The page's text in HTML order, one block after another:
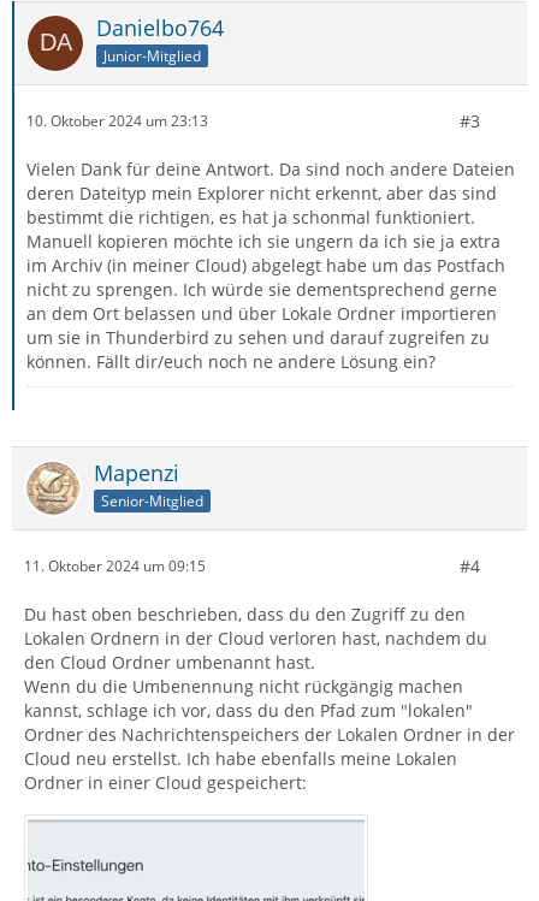
Danielbo764
Junior-Mitglied
10. Oktober 2024 um 23:13 #3
Vielen Dank für deine Antwort. Da sind noch andere Dateien
deren Dateityp mein Explorer nicht erkennt, aber das sind
bestimmt die richtigen, es hat ja schonmal funktioniert.
Manuell kopieren möchte ich sie ungern da ich sie ja extra
im Archiv (in meiner Cloud) abgelegt habe um das Postfach
nicht zu sprengen. Ich würde sie dementsprechend gerne
an dem Ort belassen und über Lokale Ordner importieren
um sie in Thunderbird zu sehen und darauf zugreifen zu
können. Fällt dir/euch noch ne andere Lösung ein?
Mapenzi
Senior-Mitglied
11. Oktober 2024 um 09:15 #4
Du hast oben beschrieben, dass du den Zugriff zu den
Lokalen Ordnern in der Cloud verloren hast, nachdem du
den Cloud Ordner umbenannt hast.
Wenn du die Umbenennung nicht rückgängig machen
kannst, schlage ich vor, dass du den Pfad zum "lokalen"
Ordner des Nachrichtenspeichers der Lokalen Ordner in der
Cloud neu erstellst. Ich habe ebenfalls meine Lokalen
Ordner in einer Cloud gespeichert: